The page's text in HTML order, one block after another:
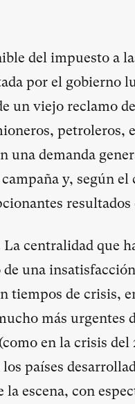
del impuesto a
por el gobierno
un viejo reclamo
petroleros,
una demanda
y, según
centralidad que
una
tiempos de crisis,
más urgentes
en la crisis
países
escena, con